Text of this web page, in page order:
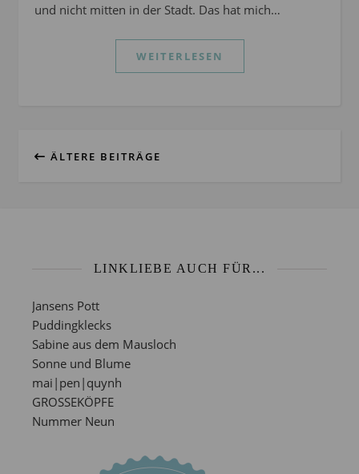
und nicht mitten in der Stadt. Das hat mich…
WEITERLESEN
ÄLTERE BEITRÄGE
LINKLIEBE AUCH FÜR...
Jansens Pott
Puddingklecks
Sabine aus dem Mausloch
Sonne und Blume
mai|pen|quynh
GROSSEKÖPFE
Nummer Neun